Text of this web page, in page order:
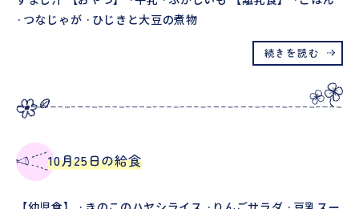
·つなじゃが ·ひじきと大豆の煮物
続きを読む
10月25日の給食